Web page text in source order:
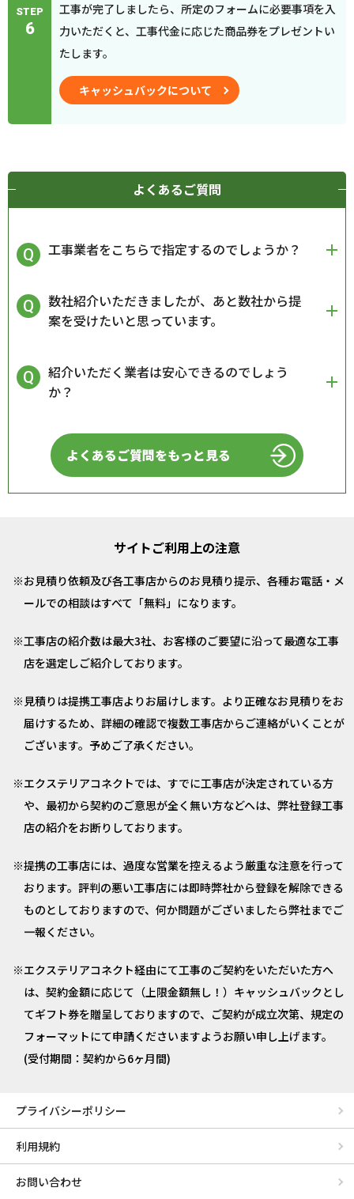
STEP
6
工事が完了しましたら、所定のフォームに必要事項を入
力いただくと、工事代金に応じた商品券をプレゼントい
たします。
キャッシュバックについて
よくあるご質問
工事業者をこちらで指定するのでしょうか？
数社紹介いただきましたが、あと数社から提
案を受けたいと思っています。
紹介いただく業者は安心できるのでしょう
か？
よくあるご質問をもっと見る
サイトご利用上の注意
お見積り依頼及び各工事店からのお見積り提示、各種お電話・メ
ールでの相談はすべて「無料」になります。
工事店の紹介数は最大3社、お客様のご要望に沿って最適な工事
店を選定しご紹介しております。
見積りは提携工事店よりお届けします。より正確なお見積りをお
届けするため、詳細の確認で複数工事店からご連絡がいくことが
ございます。予めご了承ください。
エクステリアコネクトでは、すでに工事店が決定されている方
や、最初から契約のご意思が全く無い方などへは、弊社登録工事
店の紹介をお断りしております。
提携の工事店には、過度な営業を控えるよう厳重な注意を行って
おります。評判の悪い工事店には即時弊社から登録を解除できる
ものとしておりますので、何か問題がございましたら弊社までご
一報ください。
エクステリアコネクト経由にて工事のご契約をいただいた方へ
は、契約金額に応じて（上限金額無し！）キャッシュバックとし
てギフト券を贈呈しておりますので、ご契約が成立次第、規定の
フォーマットにて申請くださいますようお願い申し上げます。
(受付期間：契約から6ヶ月間)
プライバシーポリシー
利用規約
お問い合わせ